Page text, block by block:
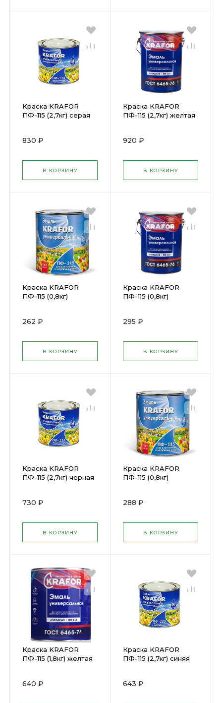
Краска KRAFOR
ПФ-115 (2,7кг) серая
830 ₽
В КОРЗИНУ
Краска KRAFOR
ПФ-115 (2,7кг) желтая
920 ₽
В КОРЗИНУ
Краска KRAFOR
ПФ-115 (0,8кг)
262 ₽
В КОРЗИНУ
Краска KRAFOR
ПФ-115 (0,8кг)
295 ₽
В КОРЗИНУ
Краска KRAFOR
ПФ-115 (2,7кг) черная
730 ₽
В КОРЗИНУ
Краска KRAFOR
ПФ-115 (0,8кг)
288 ₽
В КОРЗИНУ
Краска KRAFOR
ПФ-115 (1,8кг) желтая
640 ₽
Краска KRAFOR
ПФ-115 (2,7кг) синяя
643 ₽